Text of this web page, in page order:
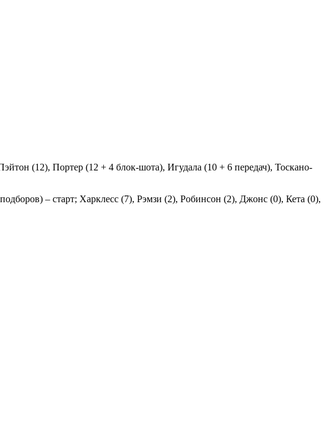
(12), Портер (12 + 4 блок-шота), Игудала (10 + 6 передач), Тоскано-
– старт; Харклесс (7), Рэмзи (2), Робинсон (2), Джонс (0), Кета (0),